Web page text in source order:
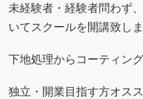
未経験者・経験者問わず
いてスクールを開講致しま
下地処理からコーティン
独立・開業目指す方オスス